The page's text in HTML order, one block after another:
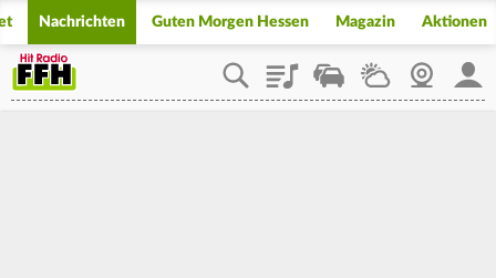
Nachrichten Guten Morgen Hessen Magazin Aktionen
PlaylistStaupilotWetterWebcam